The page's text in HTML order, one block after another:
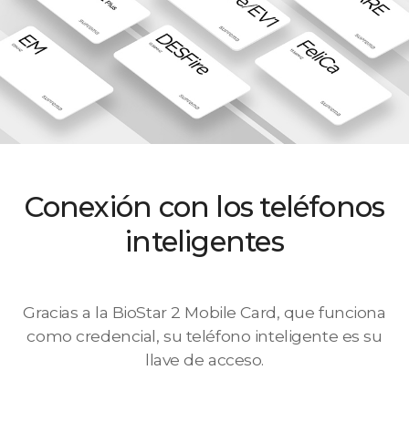
Conexión con los teléfonos
inteligentes
Gracias a la BioStar 2 Mobile Card, que funciona
como credencial, su teléfono inteligente es su
llave de acceso.